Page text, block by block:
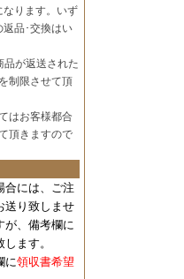
なります。いず
品･交換はい
品が返送された
制限させて頂
はお客様都合
頂きますので
には、 ご注
送り致しませ
が、備考欄に
ます。
に領収書希望